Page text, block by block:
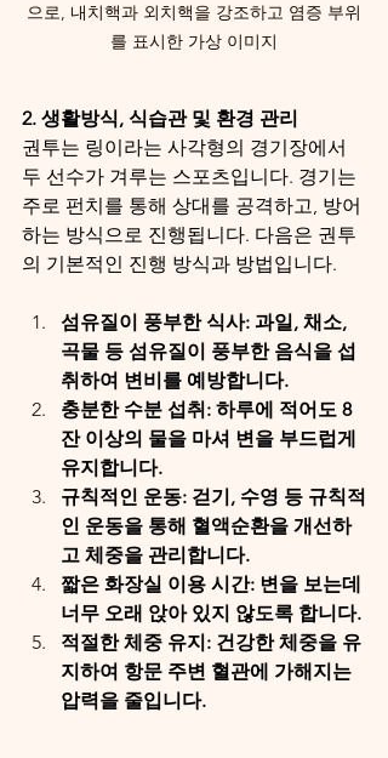
으로, 내치핵과 외치핵을 강조하고 염증 부위
를 표시한 가상 이미지
2. 생활방식, 식습관 및 환경 관리
권투는 링이라는 사각형의 경기장에서
두 선수가 겨루는 스포츠입니다. 경기는
주로 펀치를 통해 상대를 공격하고, 방어
하는 방식으로 진행됩니다. 다음은 권투
의 기본적인 진행 방식과 방법입니다.
섬유질이 풍부한 식사: 과일, 채소,
곡물 등 섬유질이 풍부한 음식을 섭
취하여 변비를 예방합니다.
충분한 수분 섭취: 하루에 적어도 8
잔 이상의 물을 마셔 변을 부드럽게
유지합니다.
규칙적인 운동: 걷기, 수영 등 규칙적
인 운동을 통해 혈액순환을 개선하
고 체중을 관리합니다.
짧은 화장실 이용 시간: 변을 보는데
너무 오래 앉아 있지 않도록 합니다.
적절한 체중 유지: 건강한 체중을 유
지하여 항문 주변 혈관에 가해지는
압력을 줄입니다.